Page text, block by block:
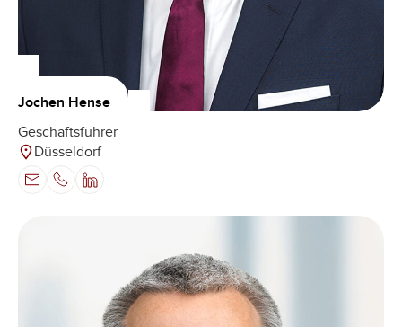
Jochen Hense
Geschäftsführer
Düsseldorf